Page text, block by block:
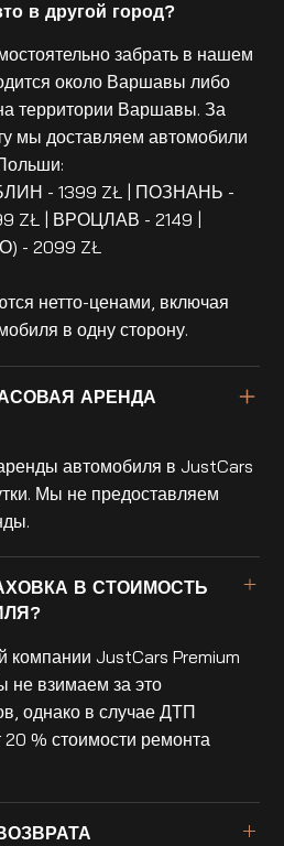
в другой город?
забрать в нашем
около Варшавы либо
территории Варшавы. За
мы доставляем автомобили
- 1399 ZŁ | ПОЗНАНЬ -
ZŁ | ВРОЦЛАВ - 2149 |
- 2099 ZŁ
нетто-ценами, включая
в одну сторону.
АРЕНДА
автомобиля в JustCars
Мы не предоставляем
В СТОИМОСТЬ
компании JustCars Premium
не взимаем за это
однако в случае ДТП
% стоимости ремонта